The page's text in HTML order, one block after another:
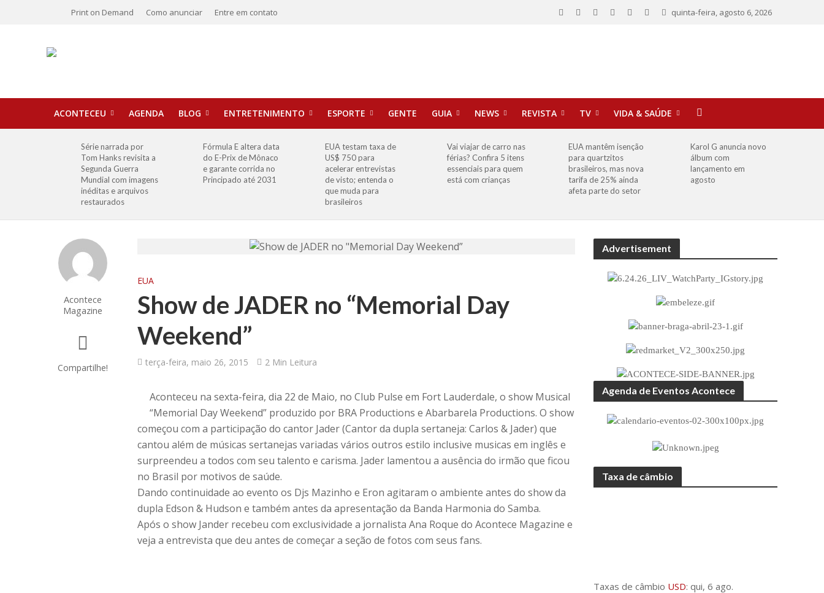
Print on Demand Como anunciar Entre em contato quinta-feira, agosto 6, 2026
ACONTECEU AGENDA BLOG ENTRETENIMENTO ESPORTE GENTE GUIA NEWS REVISTA TV VIDA & SAÚDE
Série narrada por
Tom Hanks revisita a
Segunda Guerra
Mundial com imagens
inéditas e arquivos
restaurados
Fórmula E altera data
do E-Prix de Mônaco
e garante corrida no
Principado até 2031
EUA testam taxa de
US$ 750 para
acelerar entrevistas
de visto; entenda o
que muda para
brasileiros
Vai viajar de carro nas
férias? Confira 5 itens
essenciais para quem
está com crianças
EUA mantêm isenção
para quartzitos
brasileiros, mas nova
tarifa de 25% ainda
afeta parte do setor
Karol G anuncia novo
álbum com
lançamento em
agosto
Acontece
Magazine
Compartilhe!
EUA
Show de JADER no “Memorial Day
Weekend”
terça-feira, maio 26, 2015 2 Min Leitura
Aconteceu na sexta-feira, dia 22 de Maio, no Club Pulse em Fort Lauderdale, o show Musical
“Memorial Day Weekend” produzido por BRA Productions e Abarbarela Productions. O show
começou com a participação do cantor Jader (Cantor da dupla sertaneja: Carlos & Jader) que
cantou além de músicas sertanejas variadas vários outros estilo inclusive musicas em inglês e
surpreendeu a todos com seu talento e carisma. Jader lamentou a ausência do irmão que ficou
no Brasil por motivos de saúde.
Dando continuidade ao evento os Djs Mazinho e Eron agitaram o ambiente antes do show da
dupla Edson & Hudson e também antes da apresentação da Banda Harmonia do Samba.
Após o show Jander recebeu com exclusividade a jornalista Ana Roque do Acontece Magazine e
veja a entrevista que deu antes de começar a seção de fotos com seus fans.
Advertisement
Agenda de Eventos Acontece
Taxa de câmbio
Taxas de câmbio USD: qui, 6 ago.